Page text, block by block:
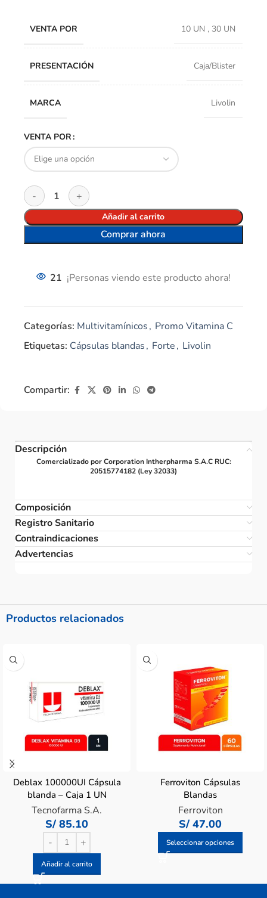
VENTA POR 10 UN , 30 UN
PRESENTACIÓN Caja/Blister
MARCA Livolin
VENTA POR
Añadir al carrito
Comprar ahora
21 ¡Personas viendo este producto ahora!
Categorías: Multivitamínicos, Promo Vitamina C
Etiquetas: Cápsulas blandas, Forte, Livolin
Compartir:
Descripción
Comercializado por Corporation Intherpharma S.A.C RUC:
20515774182 (Ley 32033)
Composición
Registro Sanitario
Contraindicaciones
Advertencias
Productos relacionados
Deblax 100000UI Cápsula
blanda – Caja 1 UN
Tecnofarma S.A.
S/ 85.10
Añadir al carrito
Ferroviton Cápsulas
Blandas
Ferroviton
S/ 47.00
Seleccionar opciones